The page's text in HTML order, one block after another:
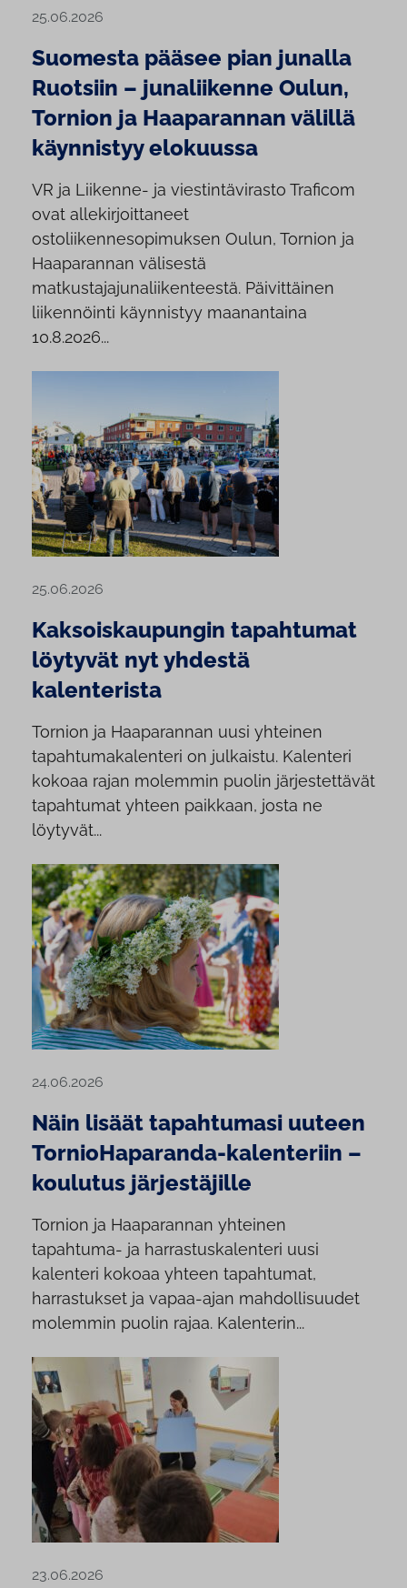
25.06.2026
Suomesta pääsee pian junalla
Ruotsiin – junaliikenne Oulun,
Tornion ja Haaparannan välillä
käynnistyy elokuussa
VR ja Liikenne- ja viestintävirasto Traficom
ovat allekirjoittaneet
ostoliikennesopimuksen Oulun, Tornion ja
Haaparannan välisestä
matkustajajunaliikenteestä. Päivittäinen
liikennöinti käynnistyy maanantaina
10.8.2026...
25.06.2026
Kaksoiskaupungin tapahtumat
löytyvät nyt yhdestä
kalenterista
Tornion ja Haaparannan uusi yhteinen
tapahtumakalenteri on julkaistu. Kalenteri
kokoaa rajan molemmin puolin järjestettävät
tapahtumat yhteen paikkaan, josta ne
löytyvät...
24.06.2026
Näin lisäät tapahtumasi uuteen
TornioHaparanda-kalenteriin –
koulutus järjestäjille
Tornion ja Haaparannan yhteinen
tapahtuma- ja harrastuskalenteri uusi
kalenteri kokoaa yhteen tapahtumat,
harrastukset ja vapaa-ajan mahdollisuudet
molemmin puolin rajaa. Kalenterin...
23.06.2026